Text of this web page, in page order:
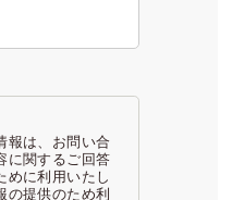
報は、お問い合
に関するご回答
めに利用いたし
の提供のため利